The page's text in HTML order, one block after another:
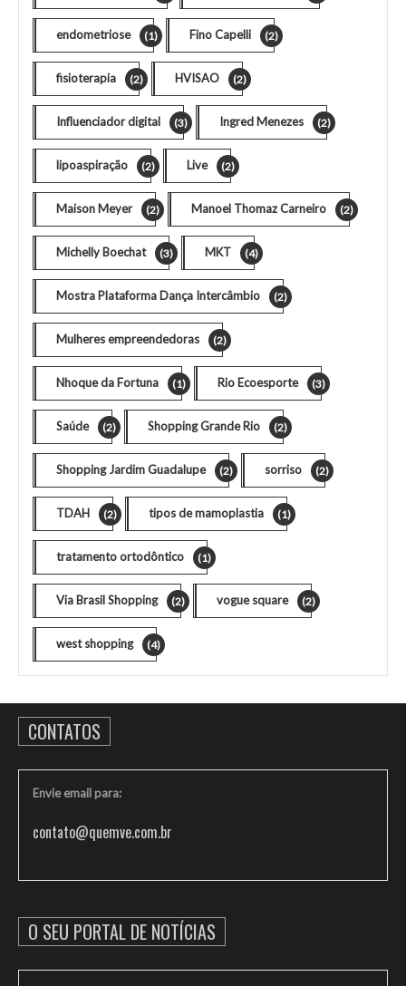
endometriose (1) Fino Capelli (2)
fisioterapia (2) HVISAO (2)
Influenciador digital (3) Ingred Menezes (2)
lipoaspiração (2) Live (2)
Maison Meyer (2) Manoel Thomaz Carneiro (2)
Michelly Boechat (3) MKT (4)
Mostra Plataforma Dança Intercâmbio (2)
Mulheres empreendedoras (2)
Nhoque da Fortuna (1) Rio Ecoesporte (3)
Saúde (2) Shopping Grande Rio (2)
Shopping Jardim Guadalupe (2) sorriso (2)
TDAH (2) tipos de mamoplastia (1)
tratamento ortodôntico (1)
Via Brasil Shopping (2) vogue square (2)
west shopping (4)
CONTATOS
Envie email para:
contato@quemve.com.br
O SEU PORTAL DE NOTÍCIAS